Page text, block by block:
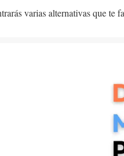
varias alternativas que te